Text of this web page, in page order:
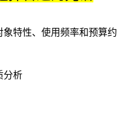
特性、使用频率和预算约
分析